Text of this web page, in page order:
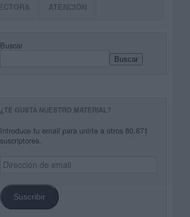
ATENCIÓN
Buscar
Buscar
¿TE GUSTA NUESTRO MATERIAL?
Introduce tu email para unirte a otros 80.871
suscriptores.
Dirección
de
Suscribir